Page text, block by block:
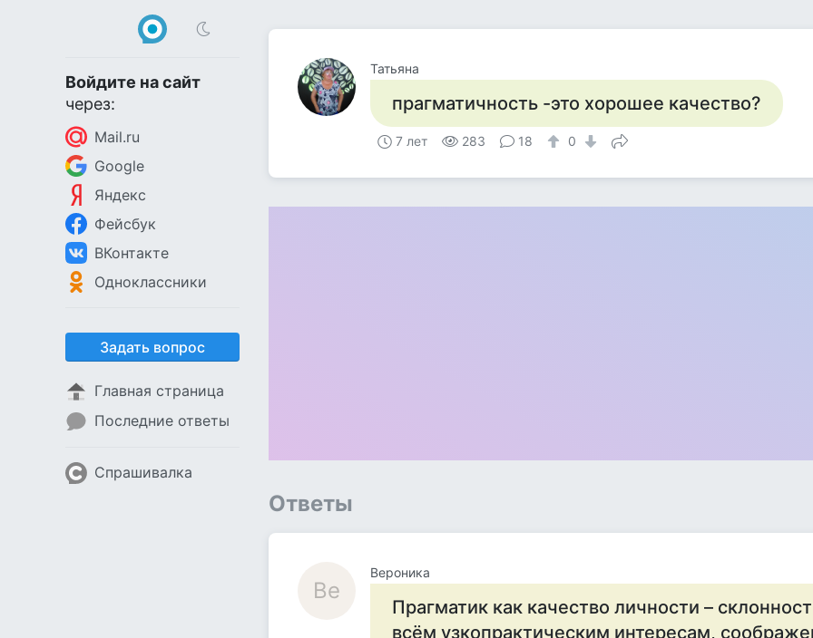
Войдите на сайт
через:
Mail.ru
Google
Яндекс
Фейсбук
ВКонтакте
Одноклассники
Задать вопрос
Главная страница
Последние ответы
Спрашивалка
Татьяна
прагматичность -это хорошее качество?
7 лет 283 18 0
Ответы
Ве
Вероника
Прагматик как качество личности –
всём узкопрактическим интересам,